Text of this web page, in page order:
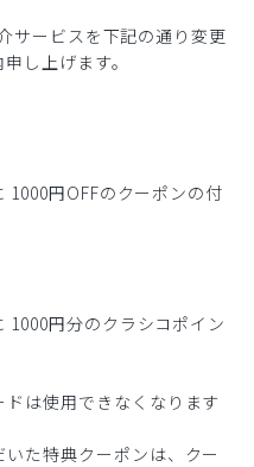
サービスを下記の通り変更
し上げます。
円OFFのクーポンの付
1000円分のクラシコポイン
は使用できなくなります
た特典クーポンは、クー